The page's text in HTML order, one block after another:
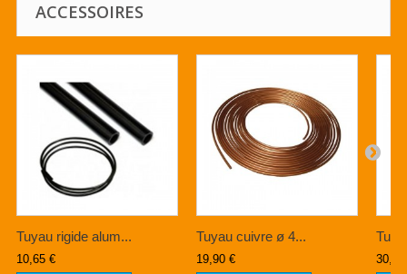
ACCESSOIRES
Tuyau rigide alum...
10,65 €
Tuyau cuivre ø 4...
19,90 €